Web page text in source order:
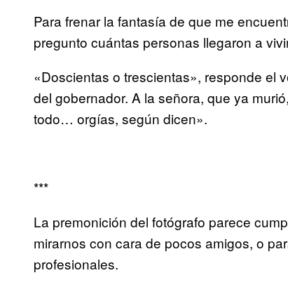
Para frenar la fantasía de que me
pregunto cuántas personas llegaron a
«Doscientas o trescientas», responde el
del gobernador. A la señora, que ya
todo… orgías, según dicen».
***
La premonición del fotógrafo parece
mirarnos con cara de pocos amigos, o
profesionales.